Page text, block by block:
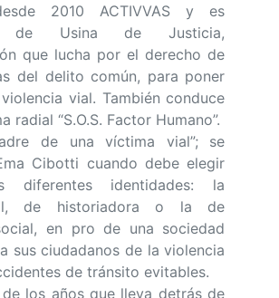
2010 ACTIVVAS y es
de Usina de Justicia,
que lucha por el derecho de
del delito común, para poner
vial. También conduce
radial “S.O.S. Factor Humano”.
de una víctima vial”; se
Cibotti cuando debe elegir
diferentes identidades: la
de historiadora o la de
en pro de una sociedad
sus ciudadanos de la violencia
de tránsito evitables.
los años que lleva detrás de